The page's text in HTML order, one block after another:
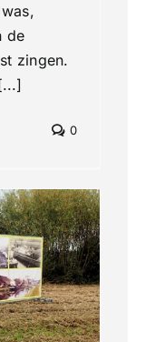
de
zingen.
0